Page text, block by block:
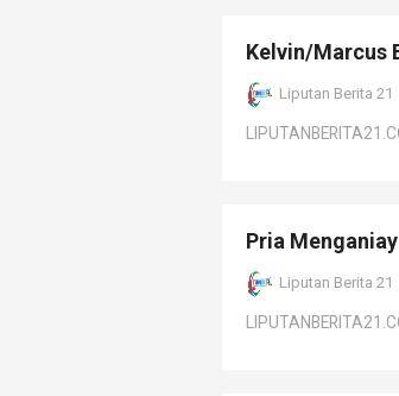
Kelvin/Marcus
Liputan Berita 21
Pria
Liputan Berita 21